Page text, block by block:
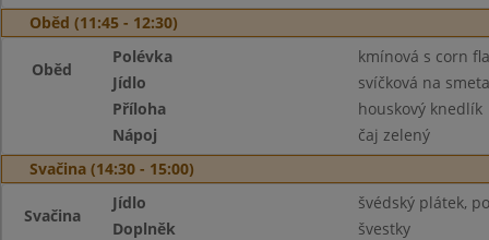
Oběd (11:45 - 12:30)
Oběd
Polévka
kmínová s corn
Jídlo
svíčková na
Příloha
houskový knedlík
Nápoj
čaj zelený
Svačina (14:30 - 15:00)
Svačina
Jídlo
švédský plátek,
Doplněk
švestky